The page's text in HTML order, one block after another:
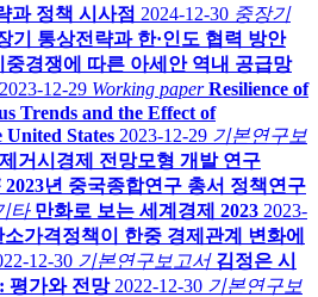
과 정책 시사점 2024-12-30 중장기
기 통상전략과 한·인도 협력 방안
중경쟁에 따른 아세안 역내 공급망
2023-12-29 Working paper Resilience of
Trends and the Effect of
United States 2023-12-29 기본연구보
거시경제 전망모형 개발 연구
2023년 중국종합연구 총서 정책연구
타 만화로 보는 세계경제 2023 2023-
소가격정책이 한중 경제관계 변화에
12-30 기본연구보고서 김정은 시
평가와 전망 2022-12-30 기본연구보